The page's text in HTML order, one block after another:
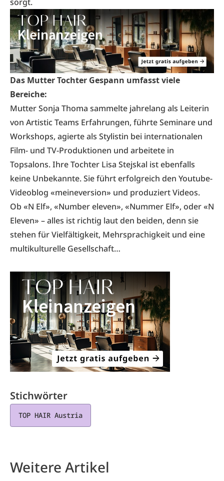
Das Mutter Tochter Gespann umfasst viele
Bereiche:
Mutter Sonja Thoma sammelte jahrelang als Leiterin
von Artistic Teams Erfahrungen, führte Seminare und
Workshops, agierte als Stylistin bei internationalen
Film- und TV-Produktionen und arbeitete in
Topsalons. Ihre Tochter Lisa Stejskal ist ebenfalls
keine Unbekannte. Sie führt erfolgreich den Youtube-
Videoblog «meineversion» und produziert Videos.
Ob «N Elf», «Number eleven», «Nummer Elf», oder «N
Eleven» – alles ist richtig laut den beiden, denn sie
stehen für Vielfältigkeit, Mehrsprachigkeit und eine
multikulturelle Gesellschaft…
Stichwörter
TOP HAIR Austria
Weitere Artikel